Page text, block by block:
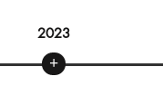
2023
+